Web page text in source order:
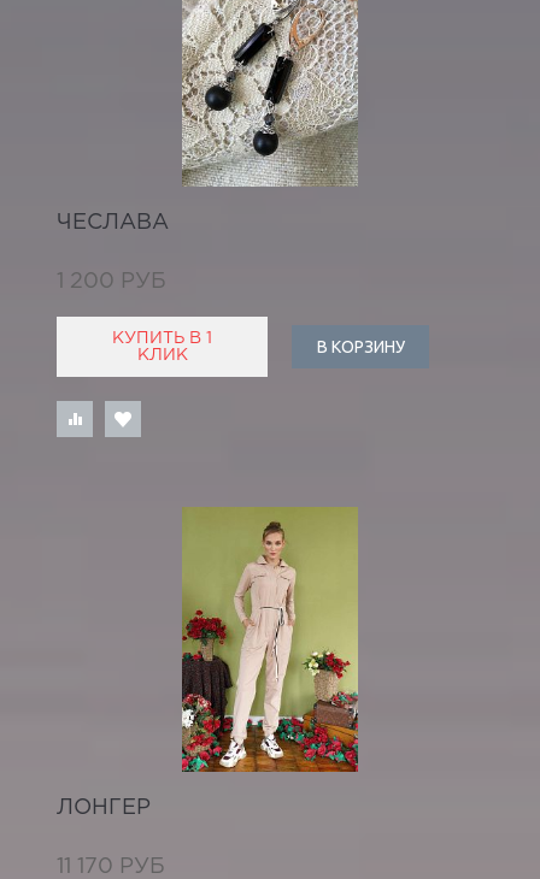
ЧЕСЛАВА
1 200 РУБ
КУПИТЬ В 1
КЛИК
В КОРЗИНУ
ЛОНГЕР
11 170 РУБ